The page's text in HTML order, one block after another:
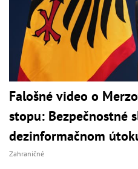
Falošné video o
stopu: Bezpečnostné
dezinformačnom
Zahraničné